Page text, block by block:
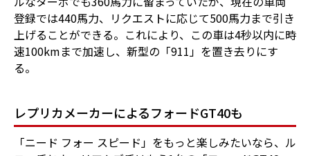
登録では440馬力、リクエストに応じて500馬力まで引き
上げることができる。これにより、この車は4秒以内に時
速100kmまで加速し、新型の「911」を置き去りにす
る。
レプリカメーカーによるフォードGT40も
「ニード フォー スピード」をもっと楽しみたいなら、ル